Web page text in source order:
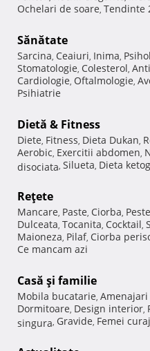
Ochelari de soare, Tendinte
Sănătate
Sarcina, Ceaiuri, Inima,
Stomatologie, Colesterol,
Cardiologie, Oftalmologie,
Psihiatrie
Dietă & Fitness
Diete, Fitness, Dieta Dukan,
Aerobic, Exercitii abdomen,
disociata, Silueta, Dieta
Reţete
Mancare, Paste, Ciorba, Peste
Dulceata, Tocanita, Cocktail,
Maioneza, Pilaf, Ciorba
Ce mancam azi
Casă şi familie
Mobila bucatarie,
Dormitoare, Design interior,
singura, Gravide, Femei